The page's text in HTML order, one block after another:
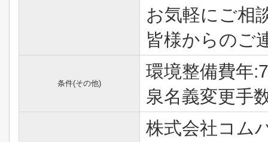
お気軽にご
皆様からのご
条件(その他)
環境整備費年
泉名義変更手
株式会社コム